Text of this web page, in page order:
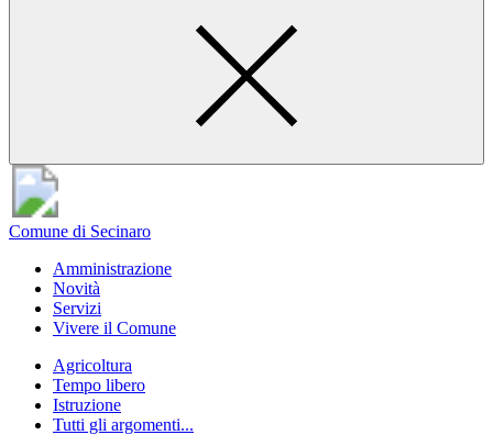
Comune di Secinaro
Amministrazione
Novità
Servizi
Vivere il Comune
Agricoltura
Tempo libero
Istruzione
Tutti gli argomenti...